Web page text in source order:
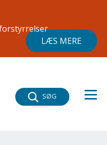
LÆS MERE
SØG